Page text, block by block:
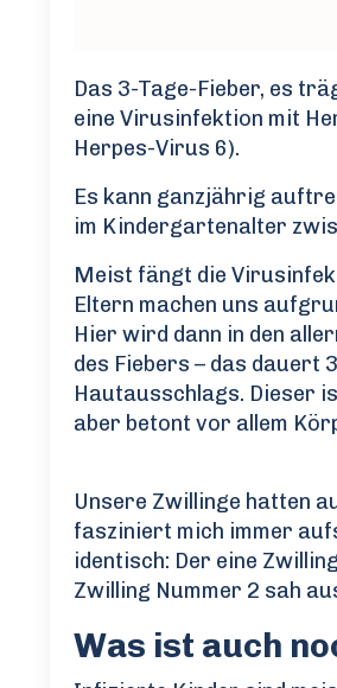
Das 3-Tage-Fieber, es
eine Virusinfektion mit
Herpes-Virus 6).
Es kann ganzjährig
im Kindergartenalter
Meist fängt die
Eltern machen uns
Hier wird dann in den
des Fiebers – das dauert
Hautausschlags. Dieser
aber betont vor allem
Unsere Zwillinge hatten
fasziniert mich immer
identisch: Der eine
Zwilling Nummer 2 sah
Was ist auch